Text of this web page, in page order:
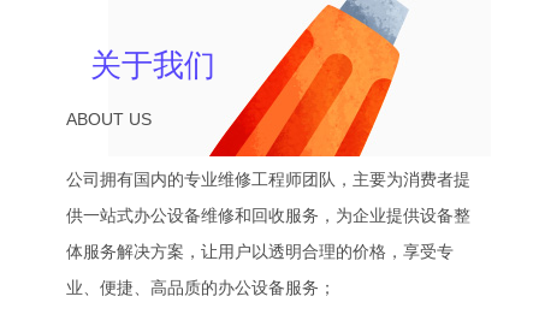
关于我们
ABOUT US
公司拥有国内的专业维修工程师团队，主要为消费者提
供一站式办公设备维修和回收服务，为企业提供设备整
体服务解决方案，让用户以透明合理的价格，享受专
业、便捷、高品质的办公设备服务；